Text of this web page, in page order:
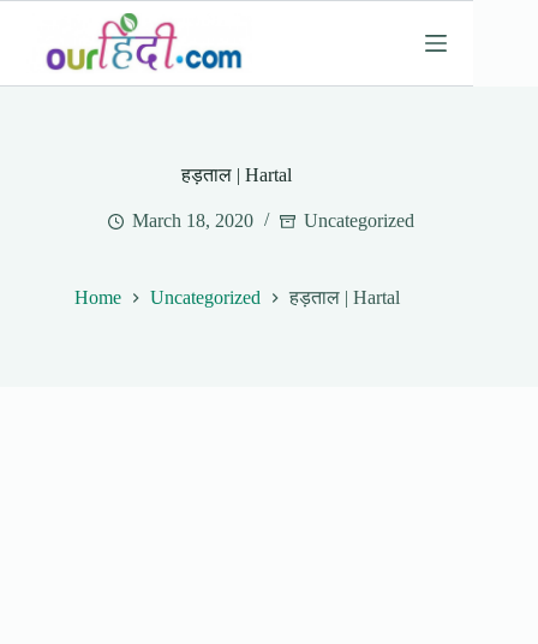
content
हड़ताल | Hartal
March 18, 2020 Uncategorized
Home Uncategorized हड़ताल | Hartal